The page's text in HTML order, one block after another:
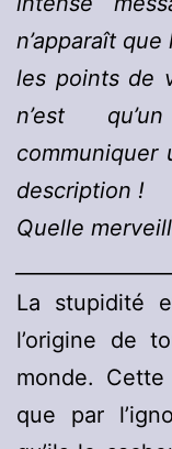
n’apparaît
les points de
n’est
communiquer
description !
Quelle
La stupidité
l’origine de
monde.
que par